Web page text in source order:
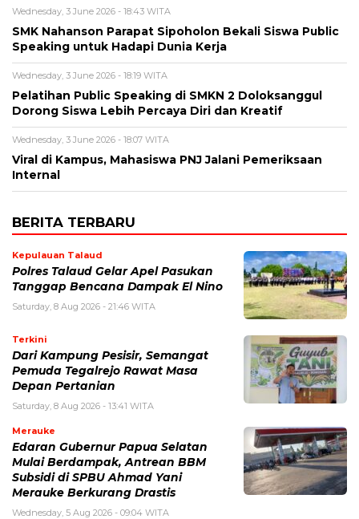
Wednesday, 3 June 2026 - 18:43 WITA
SMK Nahanson Parapat Sipoholon Bekali Siswa Public
Speaking untuk Hadapi Dunia Kerja
Wednesday, 3 June 2026 - 18:19 WITA
Pelatihan Public Speaking di SMKN 2 Doloksanggul
Dorong Siswa Lebih Percaya Diri dan Kreatif
Wednesday, 3 June 2026 - 18:07 WITA
Viral di Kampus, Mahasiswa PNJ Jalani Pemeriksaan
Internal
BERITA TERBARU
Kepulauan Talaud
Polres Talaud Gelar Apel Pasukan
Tanggap Bencana Dampak El Nino
Saturday, 8 Aug 2026 - 21:46 WITA
Terkini
Dari Kampung Pesisir, Semangat
Pemuda Tegalrejo Rawat Masa
Depan Pertanian
Saturday, 8 Aug 2026 - 13:41 WITA
Merauke
Edaran Gubernur Papua Selatan
Mulai Berdampak, Antrean BBM
Subsidi di SPBU Ahmad Yani
Merauke Berkurang Drastis
Wednesday, 5 Aug 2026 - 09:04 WITA